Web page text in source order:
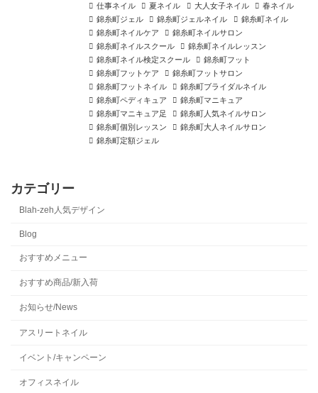
仕事ネイル
夏ネイル 大人女子ネイル
春ネイル
錦糸町ジェル
錦糸町ジェルネイル
錦糸町ネイル
錦糸町ネイルケア
錦糸町ネイルサロン
錦糸町ネイルスクール
錦糸町ネイルレッスン
錦糸町ネイル検定スクール
錦糸町フット
錦糸町フットケア
錦糸町フットサロン
錦糸町フットネイル
錦糸町ブライダルネイル
錦糸町ペディキュア
錦糸町マニキュア
錦糸町マニキュア足
錦糸町人気ネイルサロン
錦糸町個別レッスン
錦糸町大人ネイルサロン
錦糸町定額ジェル
カテゴリー
Blah-zeh人気デザイン
Blog
おすすめメニュー
おすすめ商品/新入荷
お知らせ/News
アスリートネイル
イベント/キャンペーン
オフィスネイル